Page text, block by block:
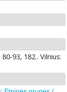
80-93, 182.. Vilnius: